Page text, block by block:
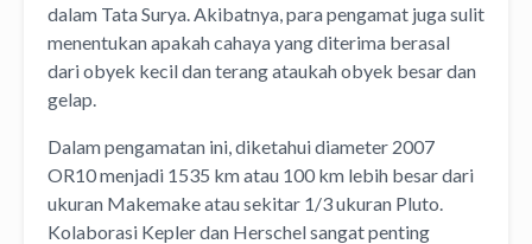
dalam Tata Surya. Akibatnya, para pengamat juga sulit
menentukan apakah cahaya yang diterima berasal
dari obyek kecil dan terang ataukah obyek besar dan
gelap.
Dalam pengamatan ini, diketahui diameter 2007
OR10 menjadi 1535 km atau 100 km lebih besar dari
ukuran Makemake atau sekitar 1/3 ukuran Pluto.
Kolaborasi Kepler dan Herschel sangat penting